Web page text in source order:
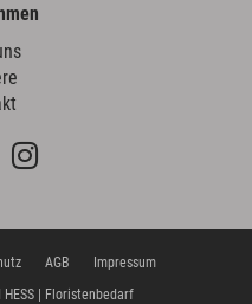
AGB
Impressum
| Floristenbedarf